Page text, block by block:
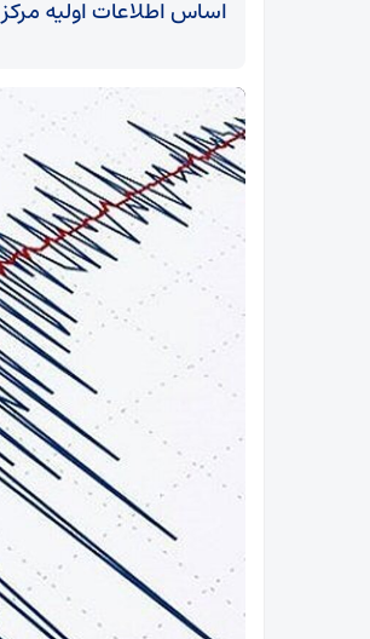
اساس اطلاعات اولیه مرکز لرزه‌نگاری،